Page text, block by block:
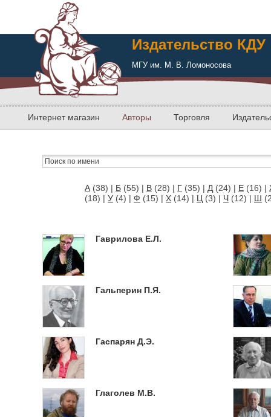
Издательство КДУ
МГУ им. М. В. Ломоносова
Интернет магазин Авторы Торговля
А (38) | Б (55) | В (28) | Г (35) | Д (24) | Е (16) |
(18) | У (4) | Ф (15) | Х (14) | Ц (3) | Ч (12) | Ш
Гаврилова Е.Л.
Гальперин П.Я.
Гаспарян Д.Э.
Глаголев М.В.